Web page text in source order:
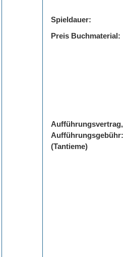
Spieldauer:
Preis Buchmaterial:
Aufführungsvertrag,
Aufführungsgebühr:
(Tantieme)